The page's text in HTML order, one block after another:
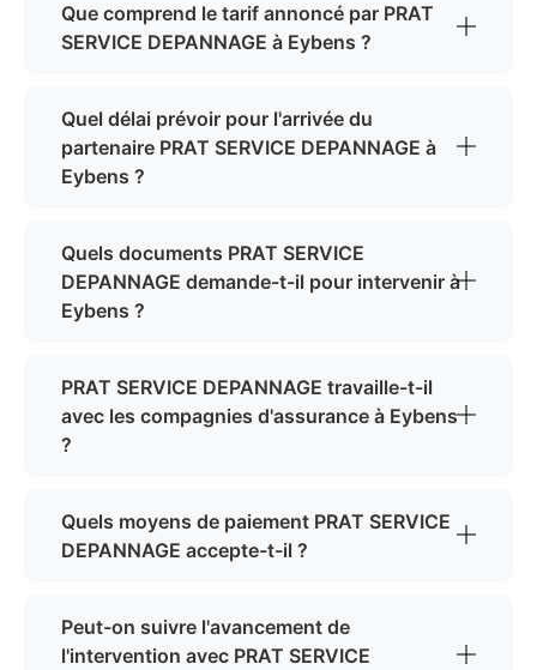
Que comprend le tarif annoncé par PRAT
SERVICE DEPANNAGE à Eybens ?
Quel délai prévoir pour l'arrivée du
partenaire PRAT SERVICE DEPANNAGE à
Eybens ?
Quels documents PRAT SERVICE
DEPANNAGE demande-t-il pour intervenir à
Eybens ?
PRAT SERVICE DEPANNAGE travaille-t-il
avec les compagnies d'assurance à Eybens
?
Quels moyens de paiement PRAT SERVICE
DEPANNAGE accepte-t-il ?
Peut-on suivre l'avancement de
l'intervention avec PRAT SERVICE